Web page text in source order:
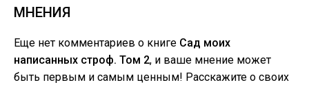
МНЕНИЯ
Еще нет комментариев о книге Сад моих
написанных строф. Том 2, и ваше мнение может
быть первым и самым ценным! Расскажите о своих